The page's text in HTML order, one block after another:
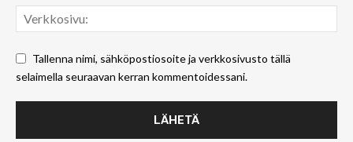
Tallenna nimi, sähköpostiosoite ja verkkosivusto tällä
selaimella seuraavan kerran kommentoidessani.